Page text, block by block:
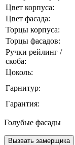
Цвет корпуса:
Цвет фасада:
Торцы корпуса:
Торцы фасадов:
Ручки рейлинг /
скоба:
Цоколь:
Гарнитур:
Гарантия:
Голубые фасады
Вызвать замерщика